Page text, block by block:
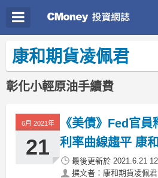
康和期貨凌佩君
彰化小輕原油手續費
6月 2021年
21
《美債》Fed官
利率曲線趨平 康
最後更新於 2021.6.21
撰文者：康和期貨凌佩君